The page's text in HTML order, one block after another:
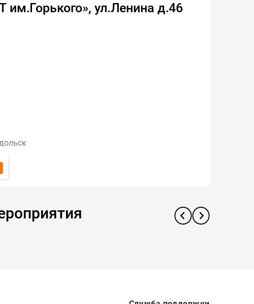
им.Горького», ул.Ленина д.46